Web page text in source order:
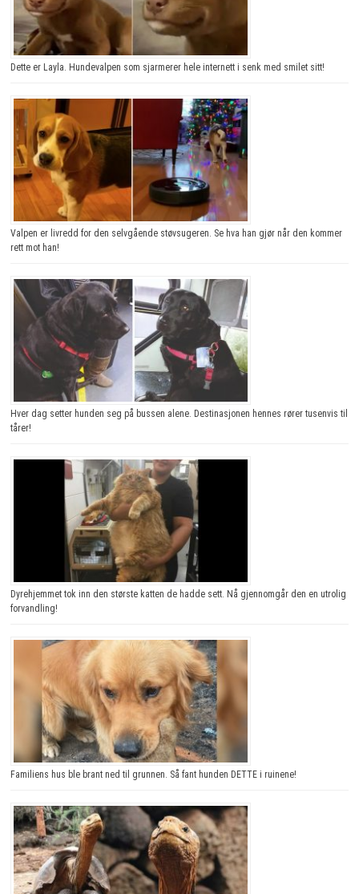
Dette er Layla. Hundevalpen som sjarmerer hele internett i senk med smilet sitt!
Valpen er livredd for den selvgående støvsugeren. Se hva han gjør når den kommer
rett mot han!
Hver dag setter hunden seg på bussen alene. Destinasjonen hennes rører tusenvis til
tårer!
Dyrehjemmet tok inn den største katten de hadde sett. Nå gjennomgår den en utrolig
forvandling!
Familiens hus ble brant ned til grunnen. Så fant hunden DETTE i ruinene!